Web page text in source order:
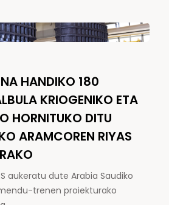
HANDIKO 180
KRIOGENIKO ETA
HORNITUKO DITU
ARAMCOREN RIYAS
aukeratu dute Arabia Saudiko
trenen proiekturako